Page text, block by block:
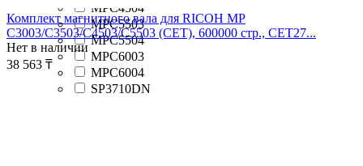
MPC4504
MPC5503
MPC5504
MPC6003
MPC6004
SP3710DN
Комплект магнитного вала для RICOH MP
C3003/C3503/C4503/C5503 (CET), 600000 стр., CET27...
Нет в наличии
38 563 ₸